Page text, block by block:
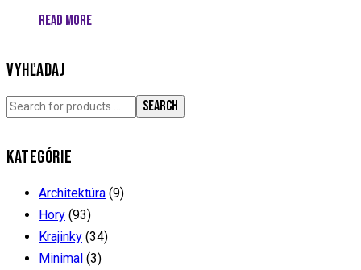
READ MORE
VYHĽADAJ
SEARCH
KATEGÓRIE
Architektúra (9)
Hory (93)
Krajinky (34)
Minimal (3)